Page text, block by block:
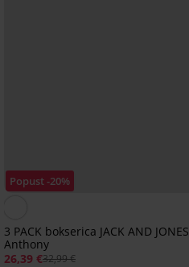
Popust -20%
3 PACK bokserica JACK AND JONES
Anthony
26,39 €32,99 €